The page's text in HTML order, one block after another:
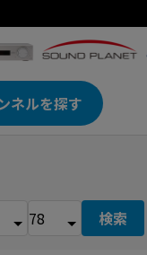
ネルを探す
検索